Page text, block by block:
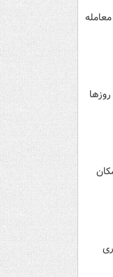
میلیون تومان ودیعه معامله